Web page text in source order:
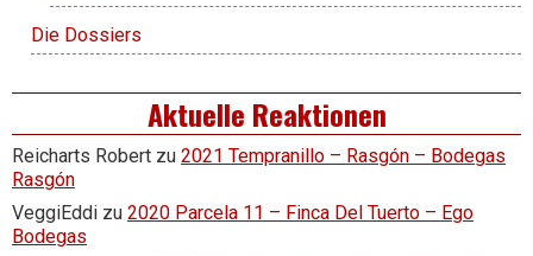
Die Dossiers
Aktuelle Reaktionen
Reicharts Robert zu 2021 Tempranillo – Rasgón – Bodegas
Rasgón
VeggiEddi zu 2020 Parcela 11 – Finca Del Tuerto – Ego
Bodegas